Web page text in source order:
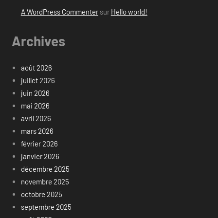
A WordPress Commentersur Hello world!
Archives
août 2026
juillet 2026
juin 2026
mai 2026
avril 2026
mars 2026
février 2026
janvier 2026
décembre 2025
novembre 2025
octobre 2025
septembre 2025